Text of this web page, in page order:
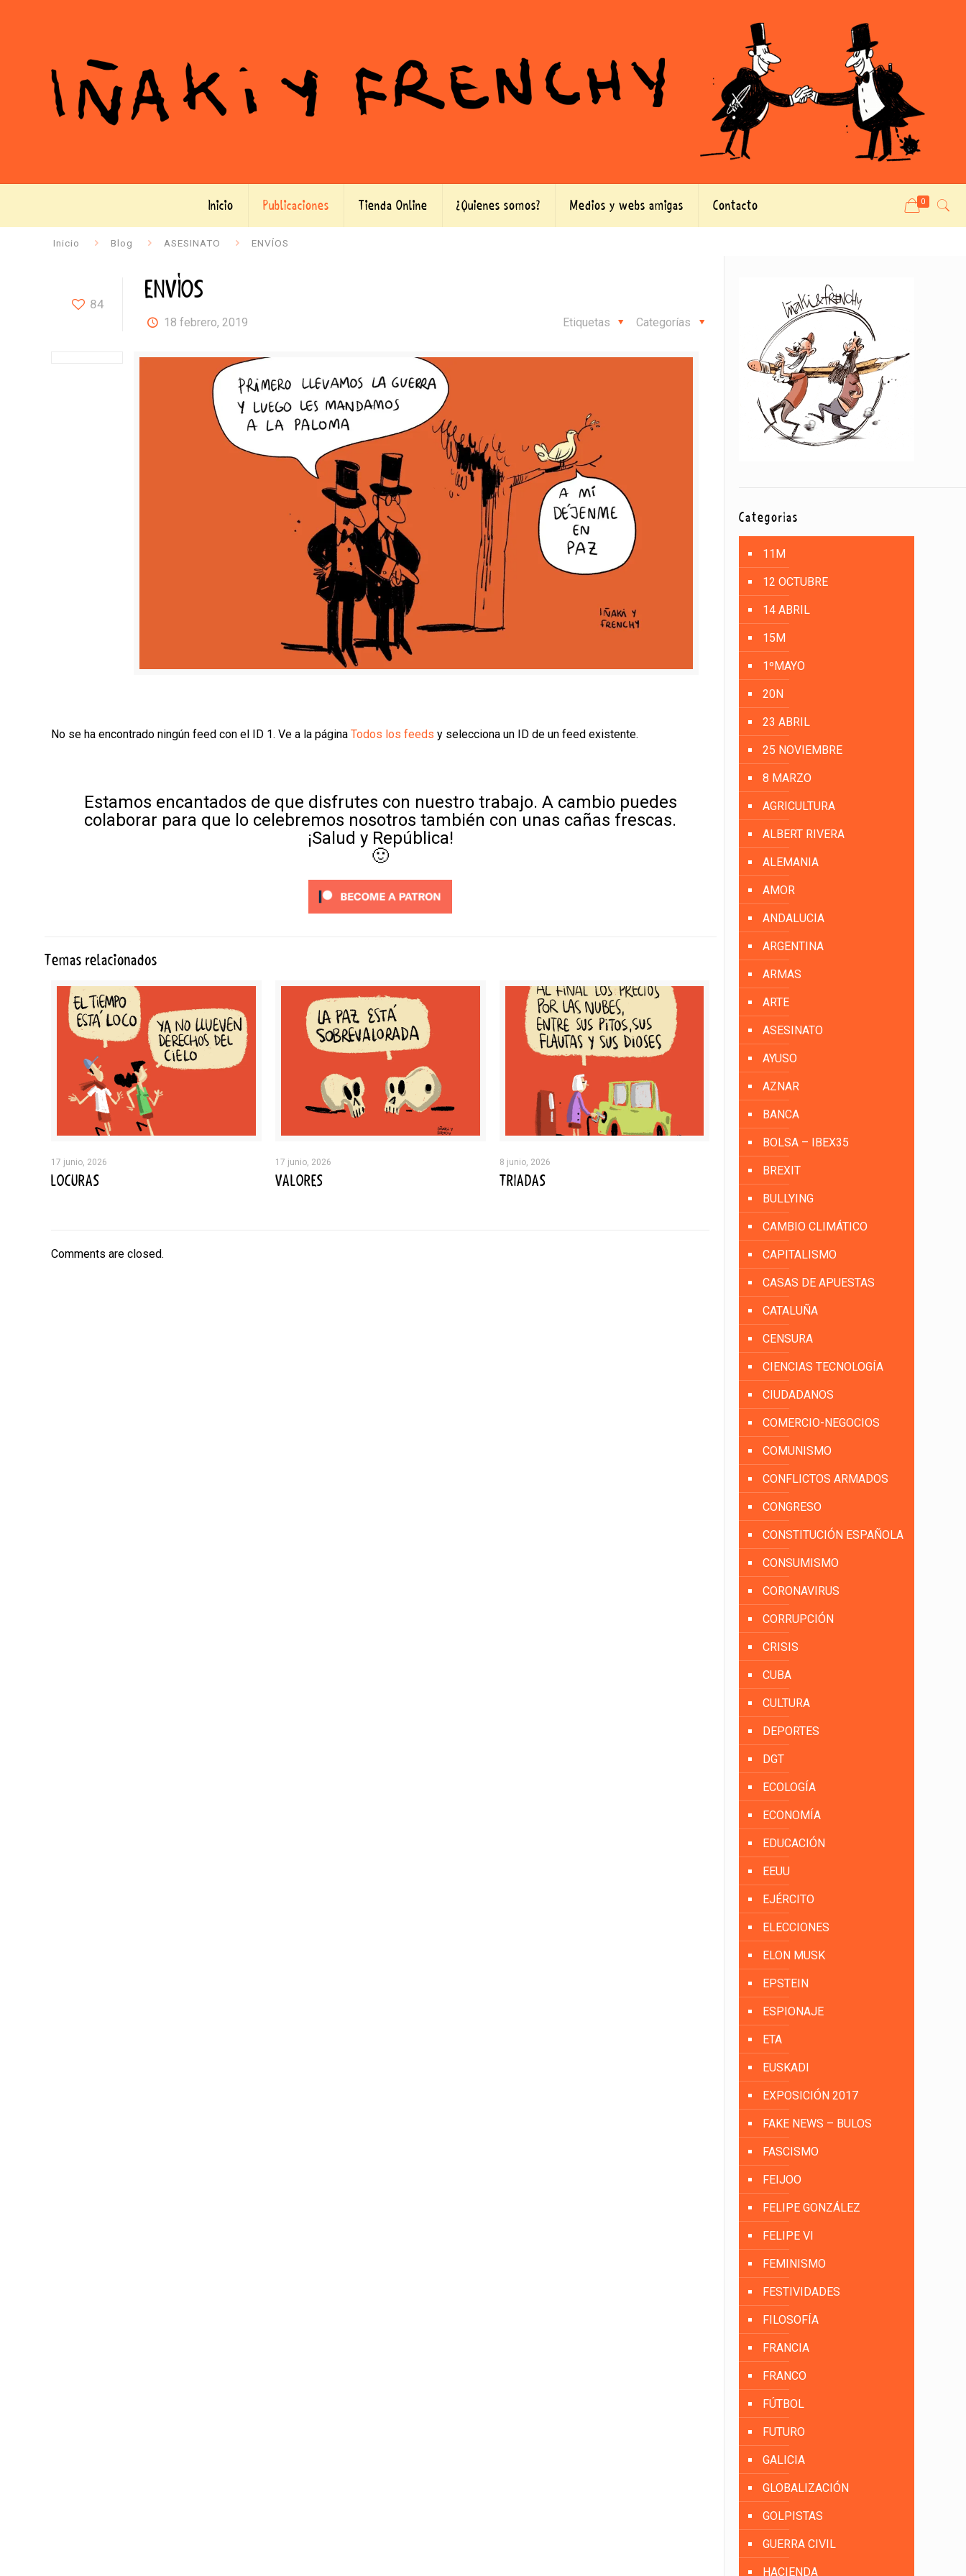
Inicio Publicaciones Tienda Online ¿Quienes somos? Medios y webs amigas Contacto 0
Inicio Blog ASESINATO ENVÍOS
84 ENVÍOS
18 febrero, 2019 Categorías
Etiquetas
No se ha encontrado ningún feed con el ID 1. Ve a la páginaTodos los feeds y selecciona un ID de un feed existente.
Estamos encantados de que disfrutes con nuestro trabajo. A cambio puedes
colaborar para que lo celebremos nosotros también con unas cañas frescas.
¡Salud y República!
🙂
Temas relacionados
17 junio, 2026
LOCURAS
17 junio, 2026
VALORES
8 junio, 2026
TRIADAS
Comments are closed.
Categorías
11M
12 OCTUBRE
14 ABRIL
15M
1ºMAYO
20N
23 ABRIL
25 NOVIEMBRE
8 MARZO
AGRICULTURA
ALBERT RIVERA
ALEMANIA
AMOR
ANDALUCIA
ARGENTINA
ARMAS
ARTE
ASESINATO
AYUSO
AZNAR
BANCA
BOLSA – IBEX35
BREXIT
BULLYING
CAMBIO CLIMÁTICO
CAPITALISMO
CASAS DE APUESTAS
CATALUÑA
CENSURA
CIENCIAS TECNOLOGÍA
CIUDADANOS
COMERCIO-NEGOCIOS
COMUNISMO
CONFLICTOS ARMADOS
CONGRESO
CONSTITUCIÓN ESPAÑOLA
CONSUMISMO
CORONAVIRUS
CORRUPCIÓN
CRISIS
CUBA
CULTURA
DEPORTES
DGT
ECOLOGÍA
ECONOMÍA
EDUCACIÓN
EEUU
EJÉRCITO
ELECCIONES
ELON MUSK
EPSTEIN
ESPIONAJE
ETA
EUSKADI
EXPOSICIÓN 2017
FAKE NEWS – BULOS
FASCISMO
FEIJOO
FELIPE GONZÁLEZ
FELIPE VI
FEMINISMO
FESTIVIDADES
FILOSOFÍA
FRANCIA
FRANCO
FÚTBOL
FUTURO
GALICIA
GLOBALIZACIÓN
GOLPISTAS
GUERRA CIVIL
HACIENDA